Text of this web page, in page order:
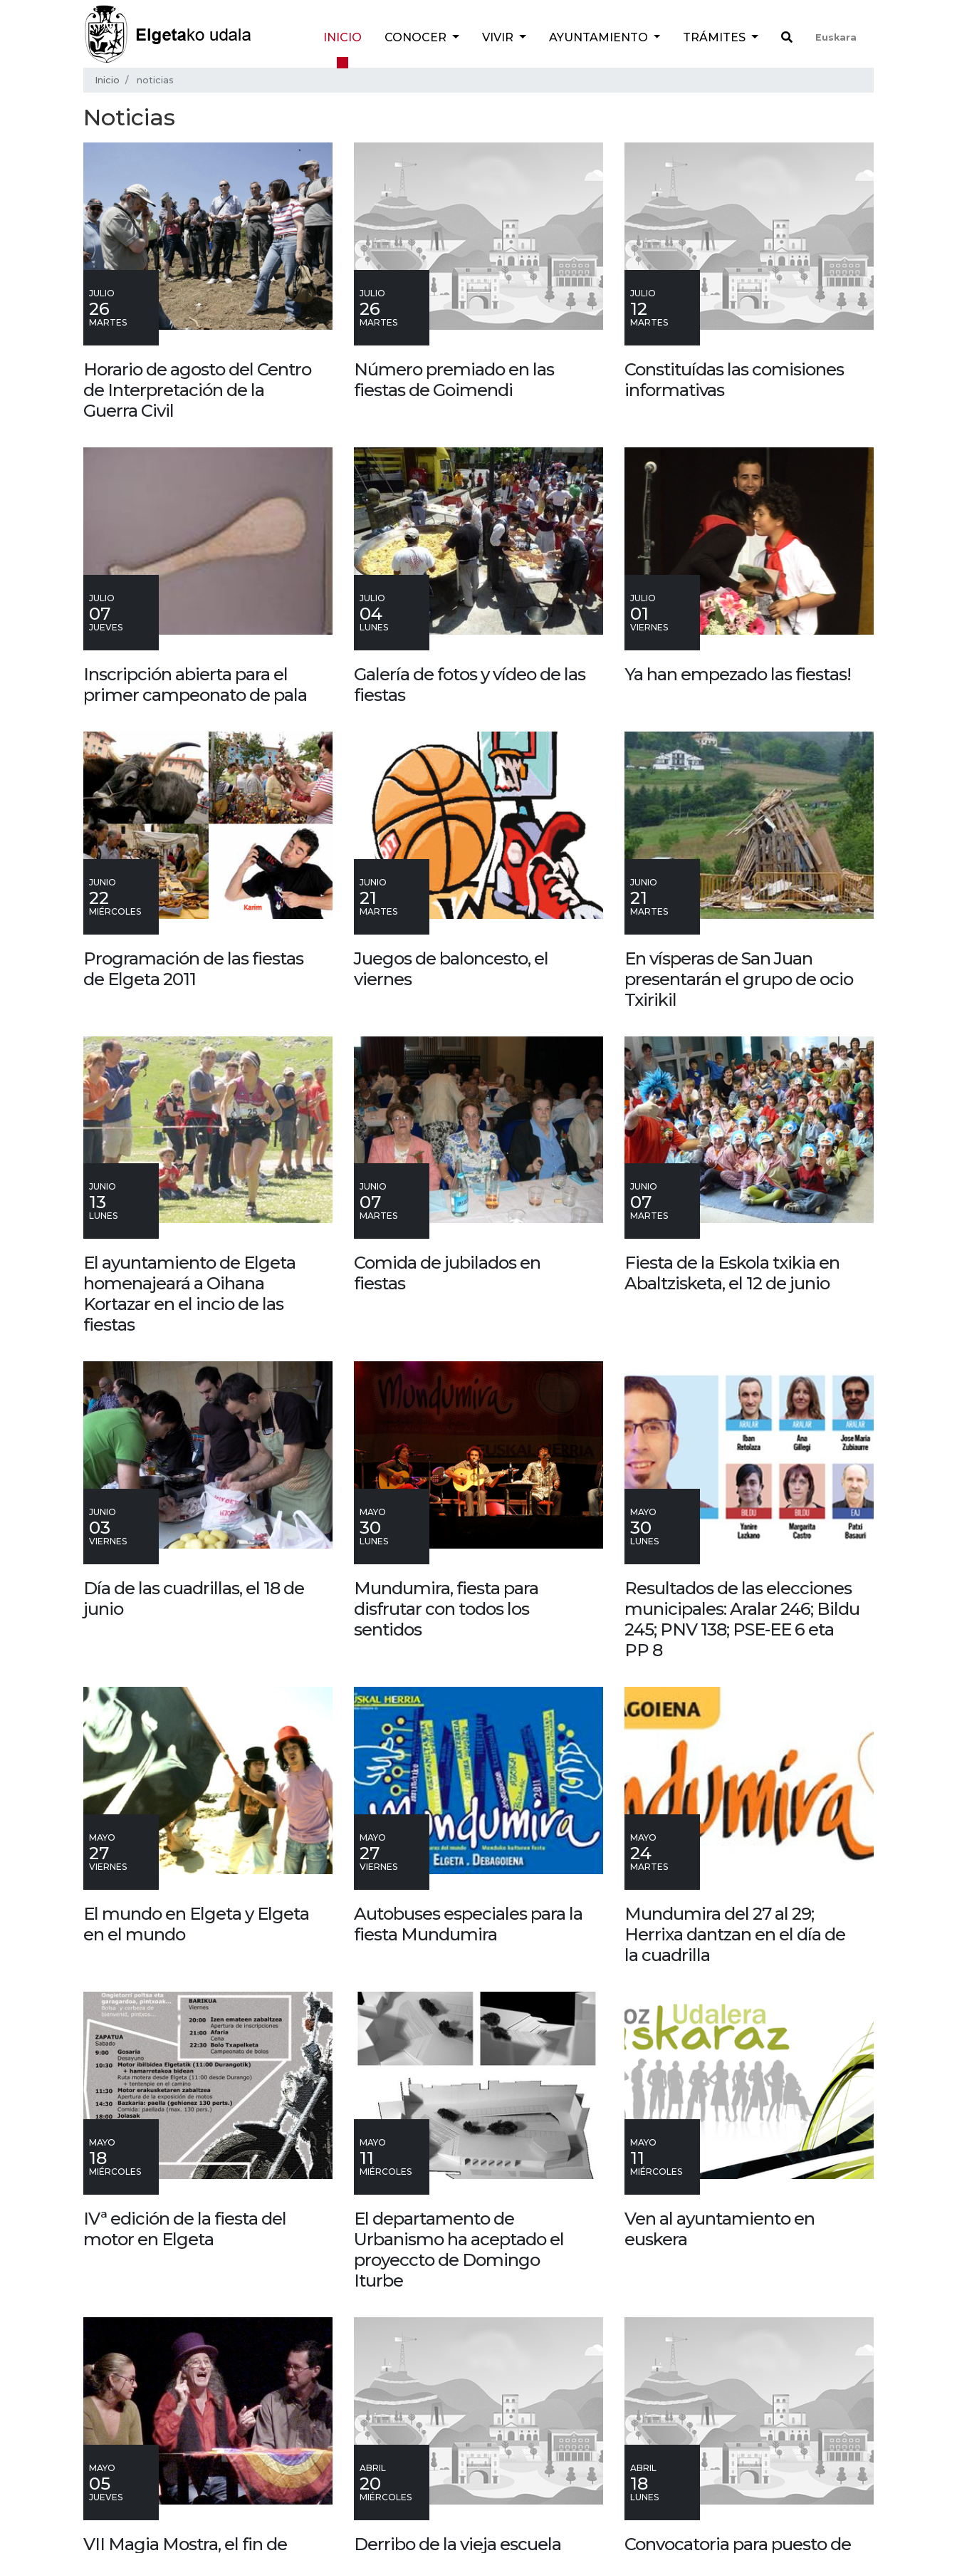
INICIO CONOCER VIVIR AYUNTAMIENTO TRÁMITES Euskara
Inicio noticias
Noticias
JULIO
26
MARTES
Horario de agosto del Centro
de Interpretación de la
Guerra Civil
JULIO
26
MARTES
Número premiado en las
fiestas de Goimendi
JULIO
12
MARTES
Constituídas las comisiones
informativas
JULIO
07
JUEVES
Inscripción abierta para el
primer campeonato de pala
JULIO
04
LUNES
Galería de fotos y vídeo de las
fiestas
JULIO
01
VIERNES
Ya han empezado las fiestas!
JUNIO
22
MIÉRCOLES
Programación de las fiestas
de Elgeta 2011
JUNIO
21
MARTES
Juegos de baloncesto, el
viernes
JUNIO
21
MARTES
En vísperas de San Juan
presentarán el grupo de ocio
Txirikil
JUNIO
13
LUNES
El ayuntamiento de Elgeta
homenajeará a Oihana
Kortazar en el incio de las
fiestas
JUNIO
07
MARTES
Comida de jubilados en
fiestas
JUNIO
07
MARTES
Fiesta de la Eskola txikia en
Abaltzisketa, el 12 de junio
JUNIO
03
VIERNES
Día de las cuadrillas, el 18 de
junio
MAYO
30
LUNES
Mundumira, fiesta para
disfrutar con todos los
sentidos
MAYO
30
LUNES
Resultados de las elecciones
municipales: Aralar 246; Bildu
245; PNV 138; PSE-EE 6 eta
PP 8
MAYO
27
VIERNES
El mundo en Elgeta y Elgeta
en el mundo
MAYO
27
VIERNES
Autobuses especiales para la
fiesta Mundumira
MAYO
24
MARTES
Mundumira del 27 al 29;
Herrixa dantzan en el día de
la cuadrilla
MAYO
18
MIÉRCOLES
IVª edición de la fiesta del
motor en Elgeta
MAYO
11
MIÉRCOLES
El departamento de
Urbanismo ha aceptado el
proyeccto de Domingo
Iturbe
MAYO
11
MIÉRCOLES
Ven al ayuntamiento en
euskera
MAYO
05
JUEVES
VII Magia Mostra, el fin de
ABRIL
20
MIÉRCOLES
Derribo de la vieja escuela
ABRIL
18
LUNES
Convocatoria para puesto de